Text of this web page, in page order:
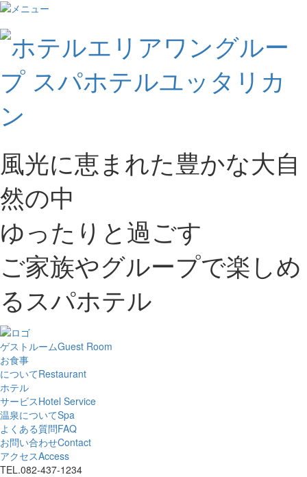
風光に恵まれた豊かな大自
然の中
ゆったりと過ごす
ご家族やグループで楽しめ
るスパホテル
ゲストルームGuest Room
お食事
についてRestaurant
ホテル
サービスHotel Service
温泉についてSpa
よくある質問FAQ
お問い合わせContact
アクセスAccess
TEL.082-437-1234